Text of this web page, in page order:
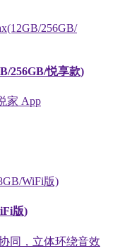
256GB/悦享款)
家 App
版)
同，立体环绕音效